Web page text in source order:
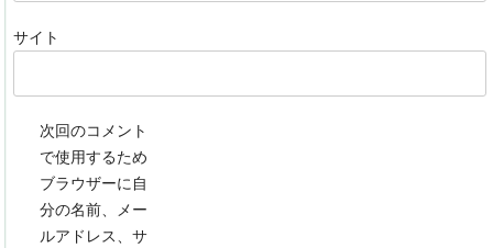
サイト
次回のコメント
で使用するため
ブラウザーに自
分の名前、メー
ルアドレス、サ